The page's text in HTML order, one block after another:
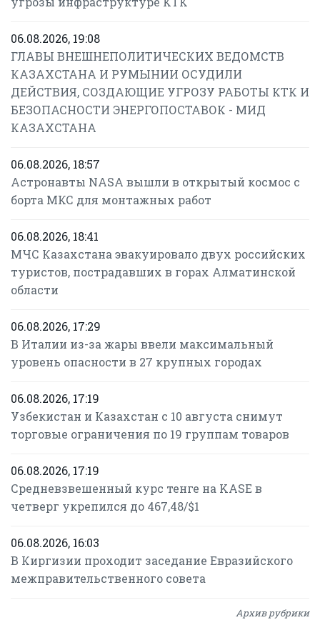
06.08.2026, 19:08
ГЛАВЫ ВНЕШНЕПОЛИТИЧЕСКИХ ВЕДОМСТВ
КАЗАХСТАНА И РУМЫНИИ ОСУДИЛИ
ДЕЙСТВИЯ, СОЗДАЮЩИЕ УГРОЗУ РАБОТЫ КТК И
БЕЗОПАСНОСТИ ЭНЕРГОПОСТАВОК - МИД
КАЗАХСТАНА
06.08.2026, 18:57
Астронавты NASA вышли в открытый космос с
борта МКС для монтажных работ
06.08.2026, 18:41
МЧС Казахстана эвакуировало двух российских
туристов, пострадавших в горах Алматинской
области
06.08.2026, 17:29
В Италии из-за жары ввели максимальный
уровень опасности в 27 крупных городах
06.08.2026, 17:19
Узбекистан и Казахстан с 10 августа снимут
торговые ограничения по 19 группам товаров
06.08.2026, 17:19
Средневзвешенный курс тенге на KASE в
четверг укрепился до 467,48/$1
06.08.2026, 16:03
В Киргизии проходит заседание Евразийского
межправительственного совета
Архив рубрики